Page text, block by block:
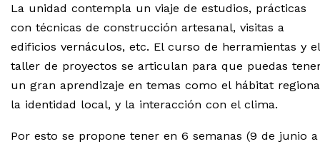
La unidad contempla un viaje de estudios, prácticas
con técnicas de construcción artesanal, visitas a
edificios vernáculos, etc. El curso de herramientas y el
taller de proyectos se articulan para que puedas
un gran aprendizaje en temas como el hábitat
la identidad local, y la interacción con el clima.
Por esto se propone tener en 6 semanas (9 de junio a